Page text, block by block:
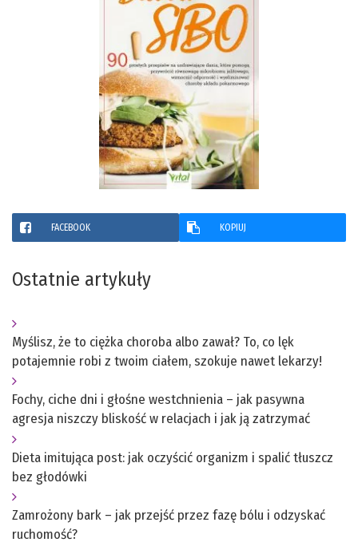
FACEBOOK KOPIUJ
Ostatnie artykuły
Myślisz, że to ciężka choroba albo zawał? To, co lęk
potajemnie robi z twoim ciałem, szokuje nawet lekarzy!
Fochy, ciche dni i głośne westchnienia – jak pasywna
agresja niszczy bliskość w relacjach i jak ją zatrzymać
Dieta imitująca post: jak oczyścić organizm i spalić tłuszcz
bez głodówki
Zamrożony bark – jak przejść przez fazę bólu i odzyskać
ruchomość?